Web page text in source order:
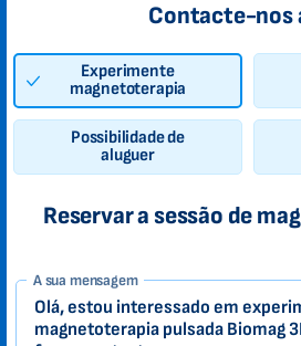
Contacte-nos
Experimente
magnetoterapia
Possibilidade de
aluguer
Reservar a sessão de
1-
PT
Zákazník
A sua mensagem